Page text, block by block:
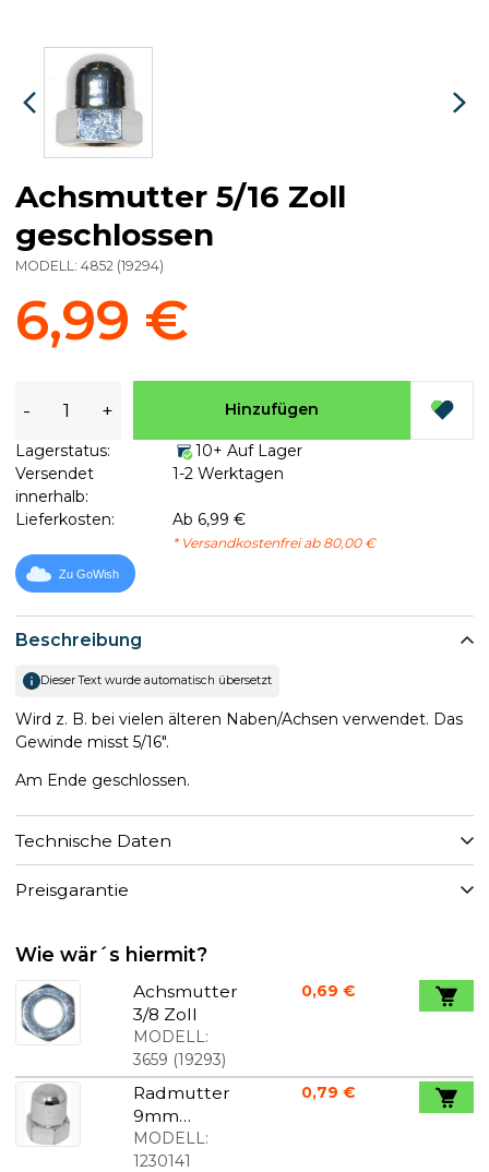
Beschreibung
Dieser Text wurde automatisch übersetzt
Wird z. B. bei vielen älteren Naben/Achsen verwendet. Das
Gewinde misst 5/16".
Am Ende geschlossen.
Technische Daten
Preisgarantie
Achsmutter 5/16 Zoll
geschlossen
MODELL: 4852 (19294)
6,99 €
- + Hinzufügen
Lagerstatus:
10+ Auf Lager
Versendet
innerhalb:
1-2 Werktagen
Lieferkosten: Ab 6,99 €
* Versandkostenfrei ab 80,00 €
Zu GoWish
Wie wär´s hiermit?
Achsmutter
3/8 Zoll
MODELL:
3659 (19293)
0,69 €
Radmutter
9mm
geschlosse
n
MODELL:
1230141
0,79 €